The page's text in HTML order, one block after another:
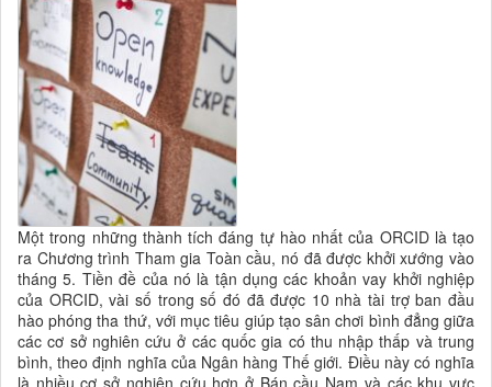
Một trong những thành tích đáng tự hào nhất của ORCID là tạo
ra Chương trình Tham gia Toàn cầu, nó đã được khởi xướng vào
tháng 5. Tiền đề của nó là tận dụng các khoản vay khởi nghiệp
của ORCID, vài số trong số đó đã được 10 nhà tài trợ ban đầu
hào phóng tha thứ, với mục tiêu giúp tạo sân chơi bình đẳng giữa
các cơ sở nghiên cứu ở các quốc gia có thu nhập thấp và trung
bình, theo định nghĩa của Ngân hàng Thế giới. Điều này có nghĩa